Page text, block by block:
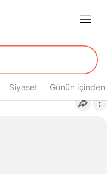
Siyaset Günün içinden